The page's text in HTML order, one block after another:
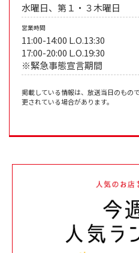
水曜日、第１・３木曜日
営業時間
11:00-14:00 L.O.13:30
17:00-20:00 L.O.19:30
※緊急事態宣言期間
掲載している情報は、放送当日のもの
更されている場合があります。